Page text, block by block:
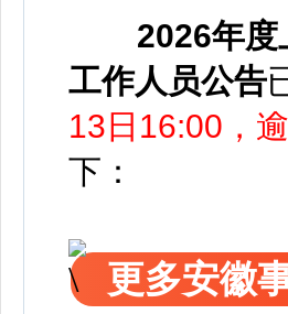
2026年度
工作人员公告
13日16:00，
下：
更多安徽